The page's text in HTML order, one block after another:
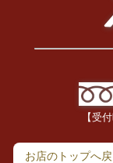
ランクA５のステ
用でも、100ｇ
たっぷり1袋分を独
【受
お店のトップへ戻